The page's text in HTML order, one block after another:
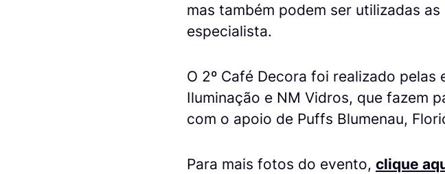
mas também podem ser utilizadas
especialista.
O 2º Café Decora foi realizado
Iluminação e NM Vidros, que fazem
com o apoio de Puffs Blumenau,
Para mais fotos do evento, clique